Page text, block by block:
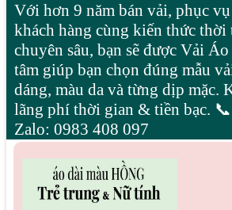
Với hơn 9 năm bán vải, phục
khách hàng cùng kiến thức thời
chuyên sâu, bạn sẽ được Vải
tâm giúp bạn chọn đúng mẫu
dáng, màu da và từng dịp mặc.
lãng phí thời gian & tiền bạc.
Zalo: 0983 408 097